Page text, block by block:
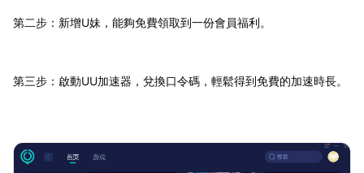
第二步：新增U妹，能夠免費領取到一份會員福利。
第三步：啟動UU加速器，兌換口令碼，輕鬆得到免費的加速時長。